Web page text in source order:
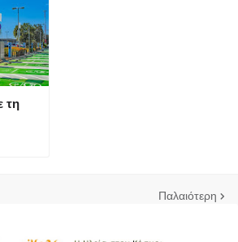
τη
Παλαιότερη